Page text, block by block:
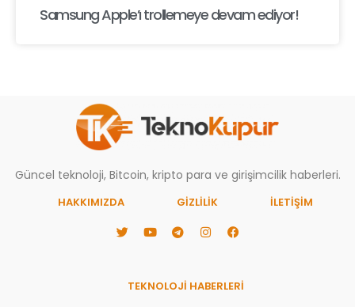
Samsung Apple’ı trollemeye devam ediyor!
Güncel teknoloji, Bitcoin, kripto para ve girişimcilik haberleri.
HAKKIMIZDA GIZLILIK İLETİŞİM
TEKNOLOJİ HABERLERİ